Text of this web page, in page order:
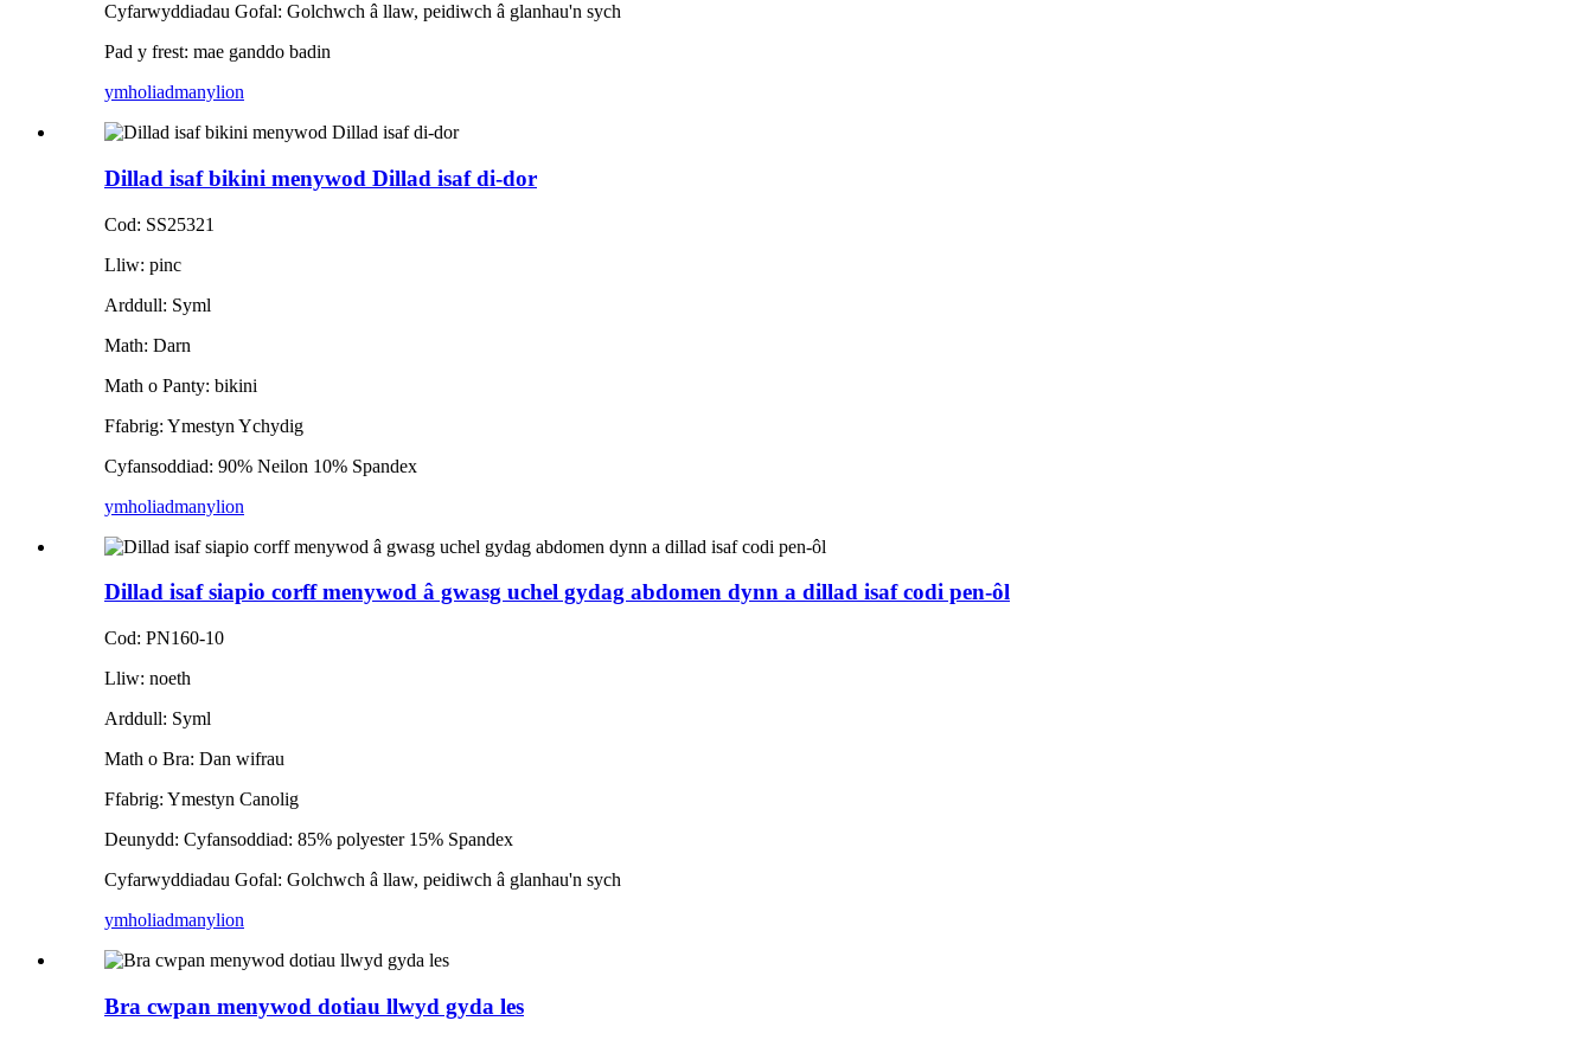
Cyfarwyddiadau Gofal: Golchwch â llaw, peidiwch â glanhau'n sych
Pad y frest: mae ganddo badin
ymholiadmanylion
Dillad isaf bikini menywod Dillad isaf di-dor
Cod: SS25321
Lliw: pinc
Arddull: Syml
Math: Darn
Math o Panty: bikini
Ffabrig: Ymestyn Ychydig
Cyfansoddiad: 90% Neilon 10% Spandex
ymholiadmanylion
Dillad isaf siapio corff menywod â gwasg uchel gydag abdomen dynn a dillad isaf codi pen-ôl
Cod: PN160-10
Lliw: noeth
Arddull: Syml
Math o Bra: Dan wifrau
Ffabrig: Ymestyn Canolig
Deunydd: Cyfansoddiad: 85% polyester 15% Spandex
Cyfarwyddiadau Gofal: Golchwch â llaw, peidiwch â glanhau'n sych
ymholiadmanylion
Bra cwpan menywod dotiau llwyd gyda les